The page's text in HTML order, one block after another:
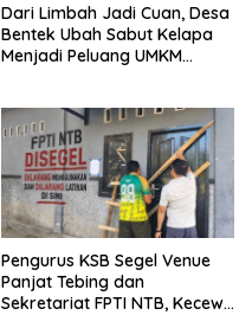
Dari Limbah Jadi Cuan, Desa
Bentek Ubah Sabut Kelapa
Menjadi Peluang UMKM
Pengurus KSB Segel Venue
Panjat Tebing dan
Sekretariat FPTI NTB, Kecewa